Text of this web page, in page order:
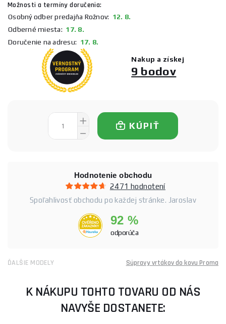
Možnosti a termíny doručenia:
Osobný odber predajňa Rožnov: 12. 8.
Odberné miesta: 17. 8.
Doručenie na adresu: 17. 8.
Nakup a získej
9 bodov
KÚPIŤ
Hodnotenie obchodu
2471 hodnotení
Spoľahlivosť obchodu po každej stránke. Jaroslav
92 %
odporúča
ĎALŠIE MODELY Súpravy vrtákov do kovu Proma
K NÁKUPU TOHTO TOVARU OD NÁS
NAVYŠE DOSTANETE: